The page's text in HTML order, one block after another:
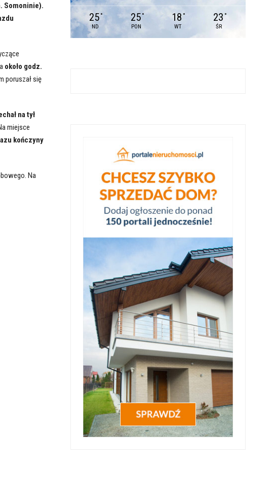
Somoninie).
około godz.
poruszał się
na tył
miejsce
kończyny
Na
25 °
ND
25 °
PON
18 °
WT
23 °
ŚR